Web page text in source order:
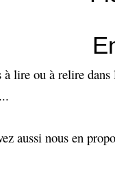
à lire ou à relire
aussi nous en